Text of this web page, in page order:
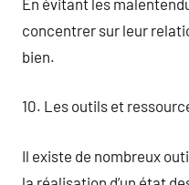
concentrer sur leur
bien.
10. Les outils et
Il existe de nombreux